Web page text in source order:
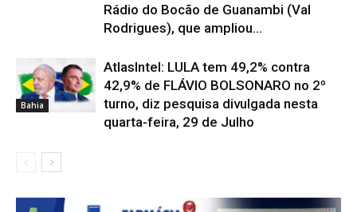
Rádio do Bocão de Guanambi (Val
Rodrigues), que ampliou...
Bahia
AtlasIntel: LULA tem 49,2% contra
42,9% de FLÁVIO BOLSONARO no 2º
turno, diz pesquisa divulgada nesta
quarta-feira, 29 de Julho